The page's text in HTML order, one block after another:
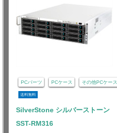
PCパーツ PCケース その他PCケース
送料無料
SilverStone シルバーストーン
SST-RM316